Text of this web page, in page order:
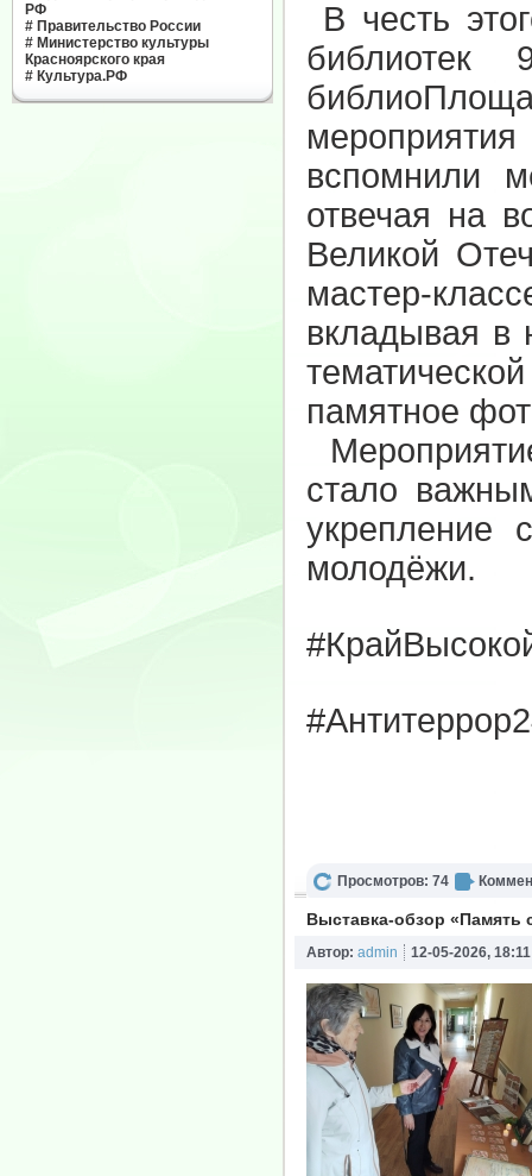
РФ
# Правительство России
# Министерство культуры
Красноярского края
# Культура.РФ
В честь
библиотек
мероприятия
вспомнили
отвечая на
Великой
мастер-
вкладывая в
памятное
стало
укрепление
молодёжи.
Просмотров: 74
Выставка-обзор «Память
Автор: admin 12-05-2026, 18:11